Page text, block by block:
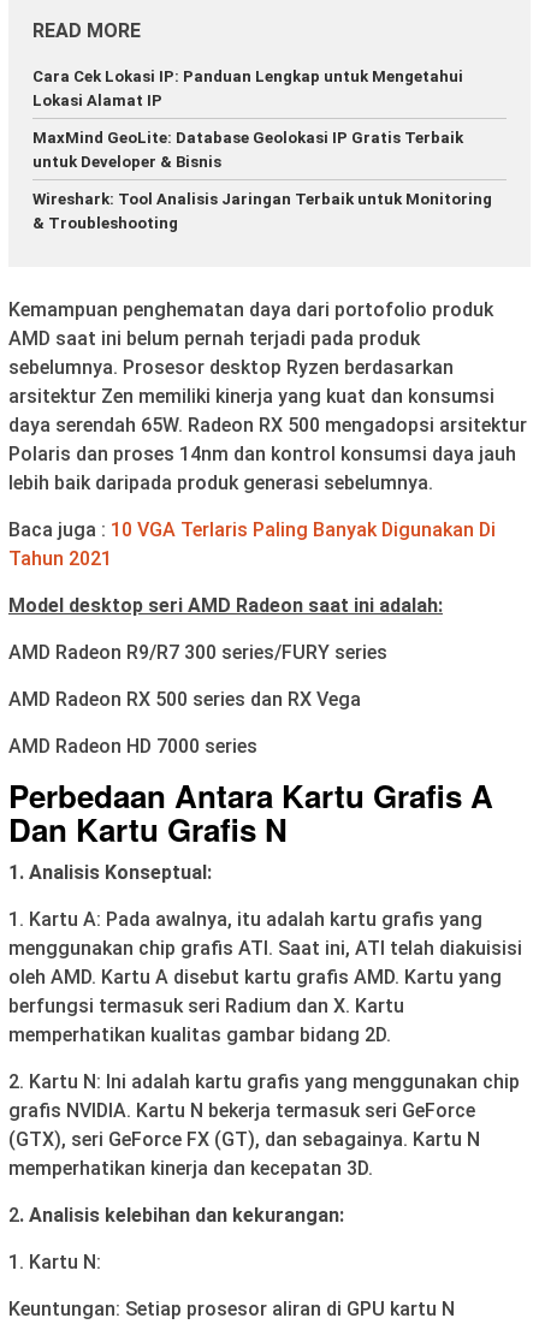
READ MORE
Cara Cek Lokasi IP: Panduan Lengkap untuk Mengetahui
Lokasi Alamat IP
MaxMind GeoLite: Database Geolokasi IP Gratis Terbaik
untuk Developer & Bisnis
Wireshark: Tool Analisis Jaringan Terbaik untuk Monitoring
& Troubleshooting
Kemampuan penghematan daya dari portofolio produk
AMD saat ini belum pernah terjadi pada produk
sebelumnya. Prosesor desktop Ryzen berdasarkan
arsitektur Zen memiliki kinerja yang kuat dan konsumsi
daya serendah 65W. Radeon RX 500 mengadopsi arsitektur
Polaris dan proses 14nm dan kontrol konsumsi daya jauh
lebih baik daripada produk generasi sebelumnya.
Baca juga : 10 VGA Terlaris Paling Banyak Digunakan Di
Tahun 2021
Model desktop seri AMD Radeon saat ini adalah:
AMD Radeon R9/R7 300 series/FURY series
AMD Radeon RX 500 series dan RX Vega
AMD Radeon HD 7000 series
Perbedaan Antara Kartu Grafis A
Dan Kartu Grafis N
1. Analisis Konseptual:
1. Kartu A: Pada awalnya, itu adalah kartu grafis yang
menggunakan chip grafis ATI. Saat ini, ATI telah diakuisisi
oleh AMD. Kartu A disebut kartu grafis AMD. Kartu yang
berfungsi termasuk seri Radium dan X. Kartu
memperhatikan kualitas gambar bidang 2D.
2. Kartu N: Ini adalah kartu grafis yang menggunakan chip
grafis NVIDIA. Kartu N bekerja termasuk seri GeForce
(GTX), seri GeForce FX (GT), dan sebagainya. Kartu N
memperhatikan kinerja dan kecepatan 3D.
2. Analisis kelebihan dan kekurangan:
1. Kartu N:
Keuntungan: Setiap prosesor aliran di GPU kartu N